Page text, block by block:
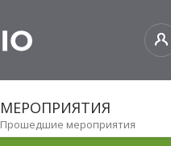
МЕРОПРИЯТИЯ
Прошедшие мероприятия